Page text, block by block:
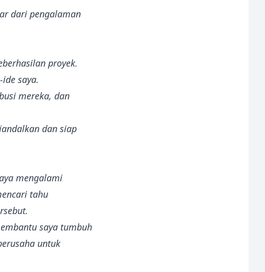
dari pengalaman
proyek.
saya.
mereka, dan
dan siap
mengalami
tahu
saya tumbuh
untuk